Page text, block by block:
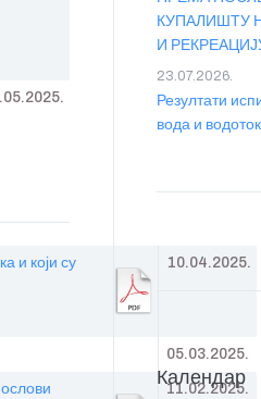
и који су
10.04.2025.
05.03.2025.
11.02.2025.
КУПАЛИШТУ
И
Резултати
вода и
23.07.2026.
Календар